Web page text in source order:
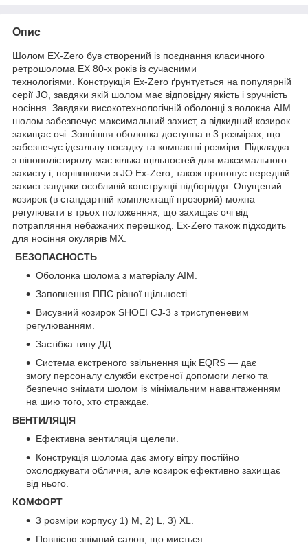
Опис
Шолом EX-Zero був створений із поєднання класичного
ретрошолома EX 80-х років із сучасними
технологіями. Конструкція Ex-Zero ґрунтується на популярній
серії JO, завдяки якій шолом має відповідну якість і зручність
носіння. Завдяки високотехнологічній оболонці з волокна AIM
шолом забезпечує максимальний захист, а відкидний козирок
захищає очі. Зовнішня оболонка доступна в 3 розмірах, що
забезпечує ідеальну посадку та компактні розміри. Підкладка
з пінополістиролу має кілька щільностей для максимального
захисту і, порівнюючи з JO Ex-Zero, також пропонує передній
захист завдяки особливій конструкції підборіддя. Опущений
козирок (в стандартній комплектації прозорий) можна
регулювати в трьох положеннях, що захищає очі від
потрапляння небажаних перешкод. Ex-Zero також підходить
для носіння окулярів MX.
БЕЗОПАСНОСТЬ
Оболонка шолома з матеріалу AIM.
Заповнення ППС різної щільності.
Висувний козирок SHOEI CJ-3 з триступеневим
регулюванням.
Застібка типу ДД.
Система екстреного звільнення щік EQRS — дає
змогу персоналу служби екстреної допомоги легко та
безпечно знімати шолом із мінімальним навантаженням
на шию того, хто страждає.
ВЕНТИЛЯЦІЯ
Ефективна вентиляція щелепи.
Конструкція шолома дає змогу вітру постійно
охолоджувати обличчя, але козирок ефективно захищає
від нього.
КОМФОРТ
3 розміри корпусу 1) M, 2) L, 3) XL.
Повністю знімний салон, що миється.